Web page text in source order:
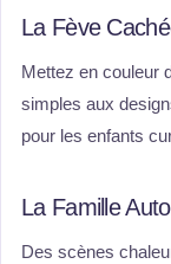
La Fève
Mettez en couleur
simples aux
pour les enfants
La Famille
Des scènes